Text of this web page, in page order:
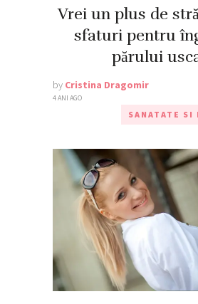
Vrei un plus de
sfaturi pentru
părului
by Cristina Dragomir
4 ANI AGO
SANATATE SI